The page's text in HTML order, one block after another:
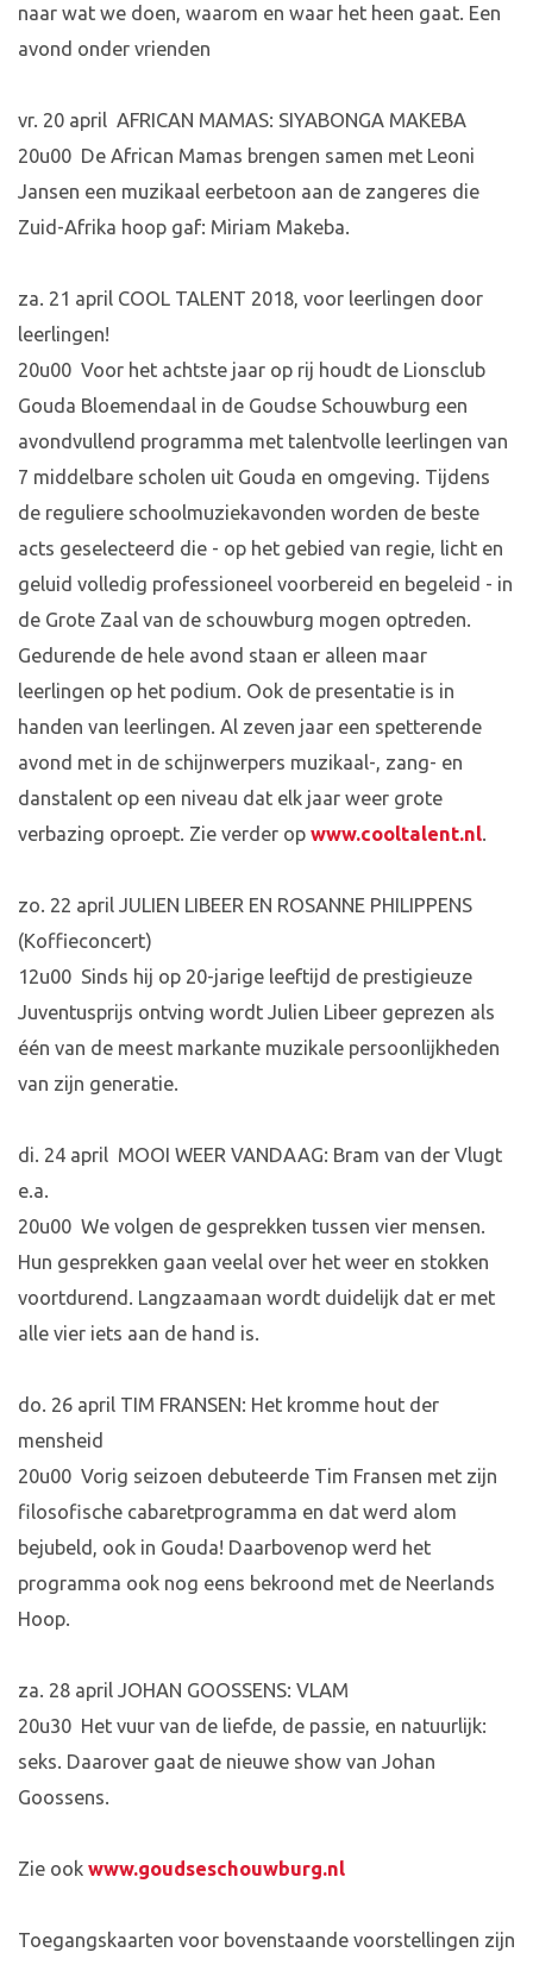
naar wat we doen, waarom en waar het heen gaat. Een
avond onder vrienden
vr. 20 april AFRICAN MAMAS: SIYABONGA MAKEBA
20u00 De African Mamas brengen samen met Leoni
Jansen een muzikaal eerbetoon aan de zangeres die
Zuid-Afrika hoop gaf: Miriam Makeba.
za. 21 april COOL TALENT 2018, voor leerlingen door
leerlingen!
20u00 Voor het achtste jaar op rij houdt de Lionsclub
Gouda Bloemendaal in de Goudse Schouwburg een
avondvullend programma met talentvolle leerlingen van
7 middelbare scholen uit Gouda en omgeving. Tijdens
de reguliere schoolmuziekavonden worden de beste
acts geselecteerd die - op het gebied van regie, licht en
geluid volledig professioneel voorbereid en begeleid - in
de Grote Zaal van de schouwburg mogen optreden.
Gedurende de hele avond staan er alleen maar
leerlingen op het podium. Ook de presentatie is in
handen van leerlingen. Al zeven jaar een spetterende
avond met in de schijnwerpers muzikaal-, zang- en
danstalent op een niveau dat elk jaar weer grote
verbazing oproept. Zie verder op www.cooltalent.nl.
zo. 22 april JULIEN LIBEER EN ROSANNE PHILIPPENS
(Koffieconcert)
12u00 Sinds hij op 20-jarige leeftijd de prestigieuze
Juventusprijs ontving wordt Julien Libeer geprezen als
één van de meest markante muzikale persoonlijkheden
van zijn generatie.
di. 24 april MOOI WEER VANDAAG: Bram van der Vlugt
e.a.
20u00 We volgen de gesprekken tussen vier mensen.
Hun gesprekken gaan veelal over het weer en stokken
voortdurend. Langzaamaan wordt duidelijk dat er met
alle vier iets aan de hand is.
do. 26 april TIM FRANSEN: Het kromme hout der
mensheid
20u00 Vorig seizoen debuteerde Tim Fransen met zijn
filosofische cabaretprogramma en dat werd alom
bejubeld, ook in Gouda! Daarbovenop werd het
programma ook nog eens bekroond met de Neerlands
Hoop.
za. 28 april JOHAN GOOSSENS: VLAM
20u30 Het vuur van de liefde, de passie, en natuurlijk:
seks. Daarover gaat de nieuwe show van Johan
Goossens.
Zie ook www.goudseschouwburg.nl
Toegangskaarten voor bovenstaande voorstellingen zijn